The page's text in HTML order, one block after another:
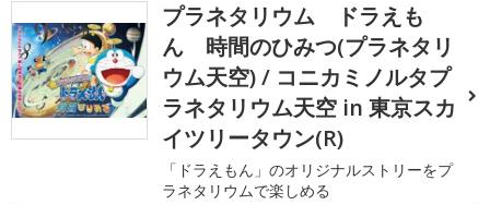
プラネタリウム ドラえも
ん 時間のひみつ(プラネタリ
ウム天空) / コニカミノルタプ
ラネタリウム天空 in 東京スカ
イツリータウン(R)
「ドラえもん」のオリジナルストリーをプ
ラネタリウムで楽しめる